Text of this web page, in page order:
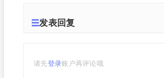
发表回复
请先登录账户再评论哦